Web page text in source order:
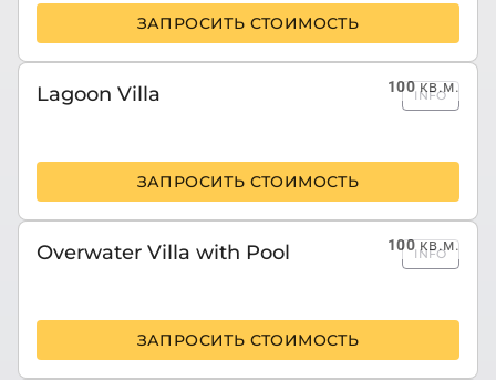
ЗАПРОСИТЬ СТОИМОСТЬ
100кв.м.
Lagoon Villa INFO
ЗАПРОСИТЬ СТОИМОСТЬ
100кв.м.
Overwater Villa with Pool INFO
ЗАПРОСИТЬ СТОИМОСТЬ